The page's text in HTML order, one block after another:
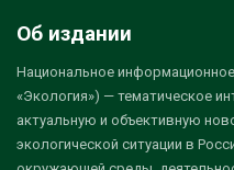
Об издании
Национальное
«Экология») — тематическое
актуальную и объективную
экологической ситуации в